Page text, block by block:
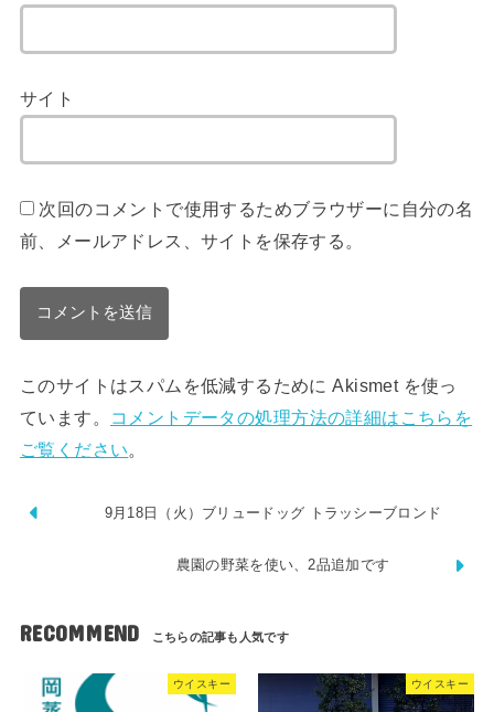
サイト
次回のコメントで使用するためブラウザーに自分の名
前、メールアドレス、サイトを保存する。
このサイトはスパムを低減するために Akismet を使っ
ています。
コメントデータの処理方法の詳細はこちらを
ご覧ください。
9月18日（火）ブリュードッグ トラッシーブロンド
農園の野菜を使い、2品追加です
RECOMMEND
ウイスキー ウイスキー